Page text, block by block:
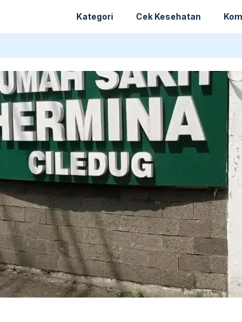
Kategori Cek Kesehatan